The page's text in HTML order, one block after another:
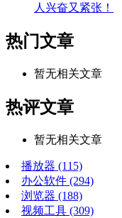
人兴奋又紧张！
热门文章
暂无相关文章
热评文章
暂无相关文章
播放器 (115)
办公软件 (294)
浏览器 (188)
视频工具 (309)